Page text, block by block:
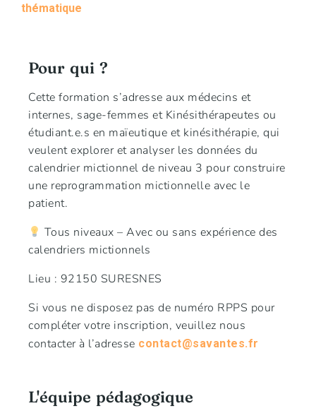
thématique
Pour qui ?
Cette formation s’adresse aux médecins et
internes, sage-femmes et Kinésithérapeutes ou
étudiant.e.s en maïeutique et kinésithérapie, qui
veulent explorer et analyser les données du
calendrier mictionnel de niveau 3 pour construire
une reprogrammation mictionnelle avec le
patient.
Tous niveaux – Avec ou sans expérience des
calendriers mictionnels
Lieu : 92150 SURESNES
Si vous ne disposez pas de numéro RPPS pour
compléter votre inscription, veuillez nous
contacter à l’adresse contact@savantes.fr
L'équipe pédagogique